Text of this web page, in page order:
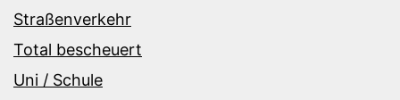
Straßenverkehr
Total bescheuert
Uni / Schule